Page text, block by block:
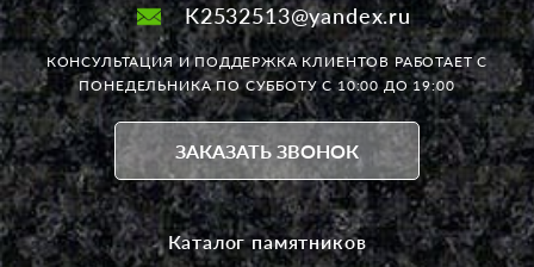
K2532513@yandex.ru
КОНСУЛЬТАЦИЯ И ПОДДЕРЖКА КЛИЕНТОВ РАБОТАЕТС
ПОНЕДЕЛЬНИКА ПО СУББОТУ С 10:00 ДО 19:00
ЗАКАЗАТЬ ЗВОНОК
Каталог памятников